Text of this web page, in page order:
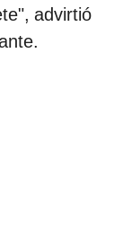
advirtió